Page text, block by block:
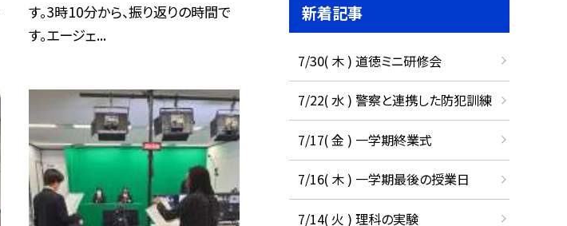
す。3時10分から、振り返りの時間で
す。エージェ...
新着記事
7/30( 木 ) 道徳ミニ研修会
7/22( 水 ) 警察と連携した防犯訓練
7/17( 金 ) 一学期終業式
7/16( 木 ) 一学期最後の授業日
7/14( 火 ) 理科の実験